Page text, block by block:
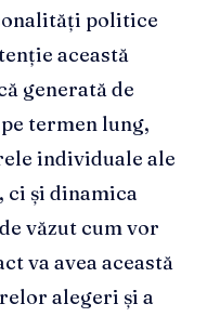
politice
această
generată de
termen lung,
individuale ale
ci și dinamica
văzut cum vor
va avea această
alegeri și a